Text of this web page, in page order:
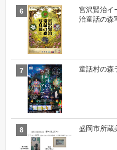
宮沢賢治イ
治童話の森
童話村の森
盛岡市所蔵